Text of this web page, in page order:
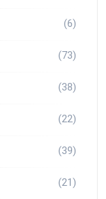
(6)
(73)
(38)
(22)
(39)
(21)